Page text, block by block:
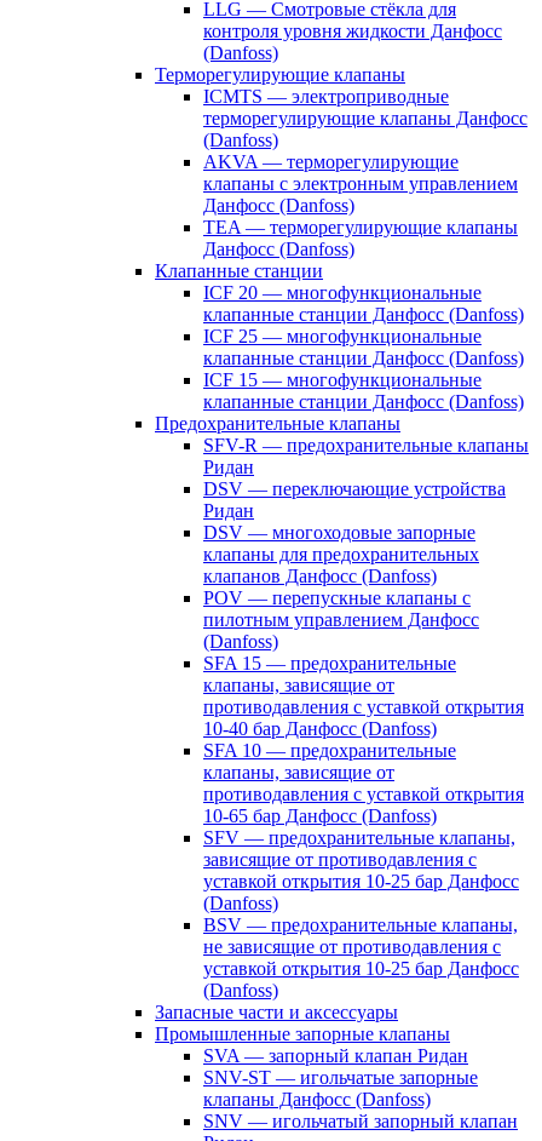
LLG — Смотровые стёкла для
контроля уровня жидкости Данфосс
(Danfoss)
Терморегулирующие клапаны
ICMTS — электроприводные
терморегулирующие клапаны Данфосс
(Danfoss)
AKVA — терморегулирующие
клапаны с электронным управлением
Данфосс (Danfoss)
TEA — терморегулирующие клапаны
Данфосс (Danfoss)
Клапанные станции
ICF 20 — многофункциональные
клапанные станции Данфосс (Danfoss)
ICF 25 — многофункциональные
клапанные станции Данфосс (Danfoss)
ICF 15 — многофункциональные
клапанные станции Данфосс (Danfoss)
Предохранительные клапаны
SFV-R — предохранительные клапаны
Ридан
DSV — переключающие устройства
Ридан
DSV — многоходовые запорные
клапаны для предохранительных
клапанов Данфосс (Danfoss)
POV — перепускные клапаны с
пилотным управлением Данфосс
(Danfoss)
SFA 15 — предохранительные
клапаны, зависящие от
противодавления с уставкой открытия
10-40 бар Данфосс (Danfoss)
SFA 10 — предохранительные
клапаны, зависящие от
противодавления с уставкой открытия
10-65 бар Данфосс (Danfoss)
SFV — предохранительные клапаны,
зависящие от противодавления с
уставкой открытия 10-25 бар Данфосс
(Danfoss)
BSV — предохранительные клапаны,
не зависящие от противодавления с
уставкой открытия 10-25 бар Данфосс
(Danfoss)
Запасные части и аксессуары
Промышленные запорные клапаны
SVA — запорный клапан Ридан
SNV-ST — игольчатые запорные
клапаны Данфосс (Danfoss)
SNV — игольчатый запорный клапан